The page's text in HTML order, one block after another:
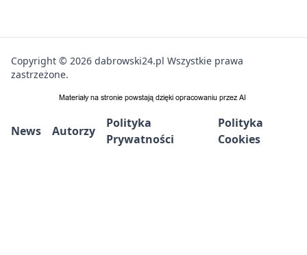
Copyright © 2026 dabrowski24.pl Wszystkie prawa
zastrzeżone.
News Autorzy
Polityka
Prywatności
Polityka
Cookies